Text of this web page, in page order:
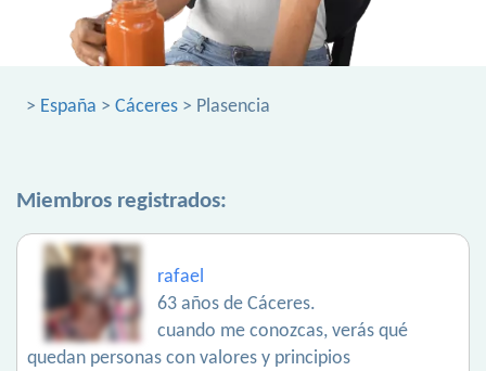
> España > Cáceres > Plasencia
Miembros registrados:
rafael
63 años de Cáceres.
cuando me conozcas, verás qué
quedan personas con valores y principios